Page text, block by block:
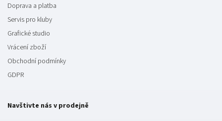
Doprava a platba
Servis pro kluby
Grafické studio
Vrácení zboží
Obchodní podmínky
GDPR
Navštivte nás v prodejně